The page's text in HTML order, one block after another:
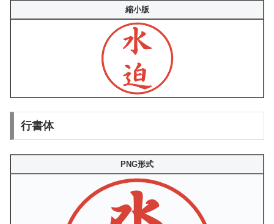
縮小版
行書体
PNG形式